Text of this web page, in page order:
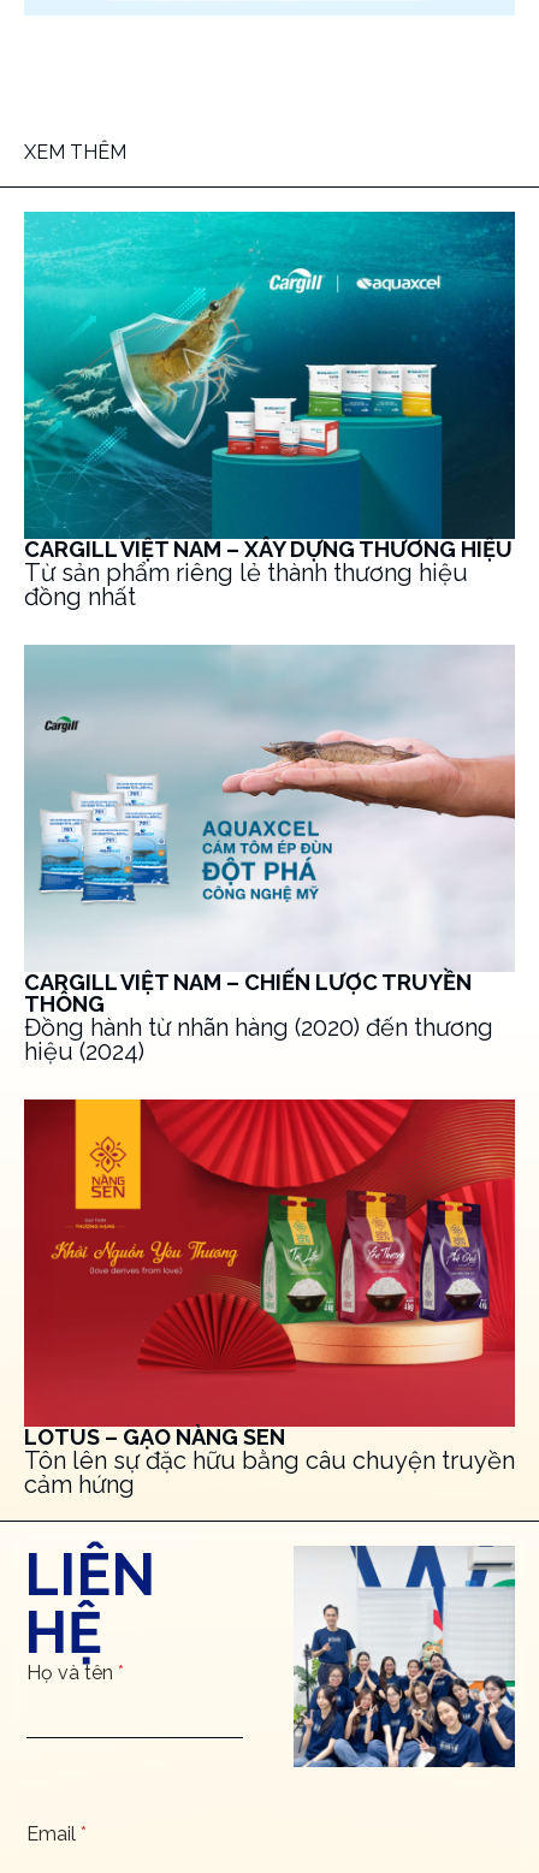
XEM THÊM
CARGILL VIỆT NAM – XÂY DỰNG THƯƠNG HIỆU
Từ sản phẩm riêng lẻ thành thương hiệu
đồng nhất
CARGILL VIỆT NAM – CHIẾN LƯỢC TRUYỀN
THÔNG
Đồng hành từ nhãn hàng (2020) đến thương
hiệu (2024)
LOTUS – GẠO NÀNG SEN
Tôn lên sự đặc hữu bằng câu chuyện truyền
cảm hứng
LIÊN
HỆ
Họ và tên *
Email *